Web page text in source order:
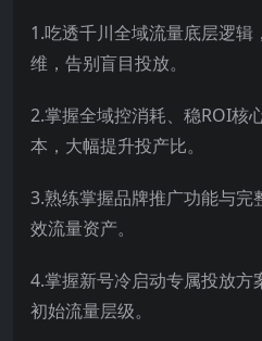
1.吃透千川全域流量底层逻辑
维，告别盲目投放。
2.掌握全域控消耗、稳ROI核
本，大幅提升投产比。
3.熟练掌握品牌推广功能与完
效流量资产。
4.掌握新号冷启动专属投放方
初始流量层级。